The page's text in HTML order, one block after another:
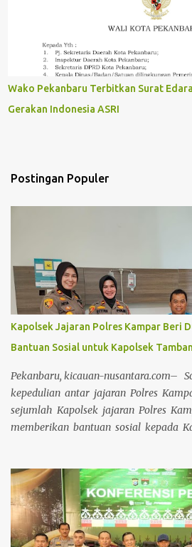
Wako Pekanbaru Terbitkan Surat
Gerakan Indonesia ASRI
Postingan Populer
Kapolsek Jajaran Polres Kampar Beri
Bantuan Sosial untuk Kapolsek
Pekanbaru, kicauan-nusantara.com–
kepedulian antar jajaran Polres
sejumlah Kapolsek jajaran Polres
memberikan bantuan sosial kepada
AKBP Mihardi menyampaikan bahwa
Jajaran Polres Kampar yang terdiri
(Kapolsek Kampar Kiri Hilir), Iptu
(Kapolsek Kampar), Iptu Rian Onel